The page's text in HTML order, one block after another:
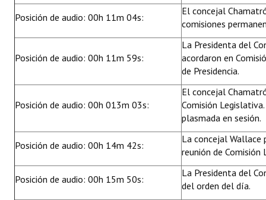
REFORMA DE LA CARTA ORGÁNICA
Posición de audio: 00h 11m 04s:
El concejal
comisiones
Posición de audio: 00h 11m 59s:
La Presidenta del
acordaron en
de Presidencia.
Posición de audio: 00h 013m 03s:
El concejal
Comisión
plasmada en sesión.
Posición de audio: 00h 14m 42s:
La concejal Wallace
reunión de Comisión
Posición de audio: 00h 15m 50s:
La Presidenta del
del orden del día.